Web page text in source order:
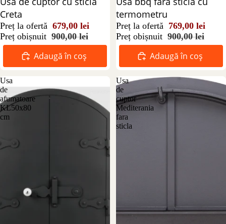
Creta
Preț la ofertă 679,00 lei
Preț obișnuit 900,00 lei
Adaugă în coș
termometru
Preț la ofertă 769,00 lei
Preț obișnuit 900,00 lei
Adaugă în coș
Usa
de
afumatoare
KL50x80
cm
Usa
de
cuptor
Mediterania
fara
sticla